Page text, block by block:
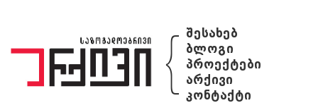
{ შესახებ
ბლოგი
პროექტები
არქივი
კონტაქტი